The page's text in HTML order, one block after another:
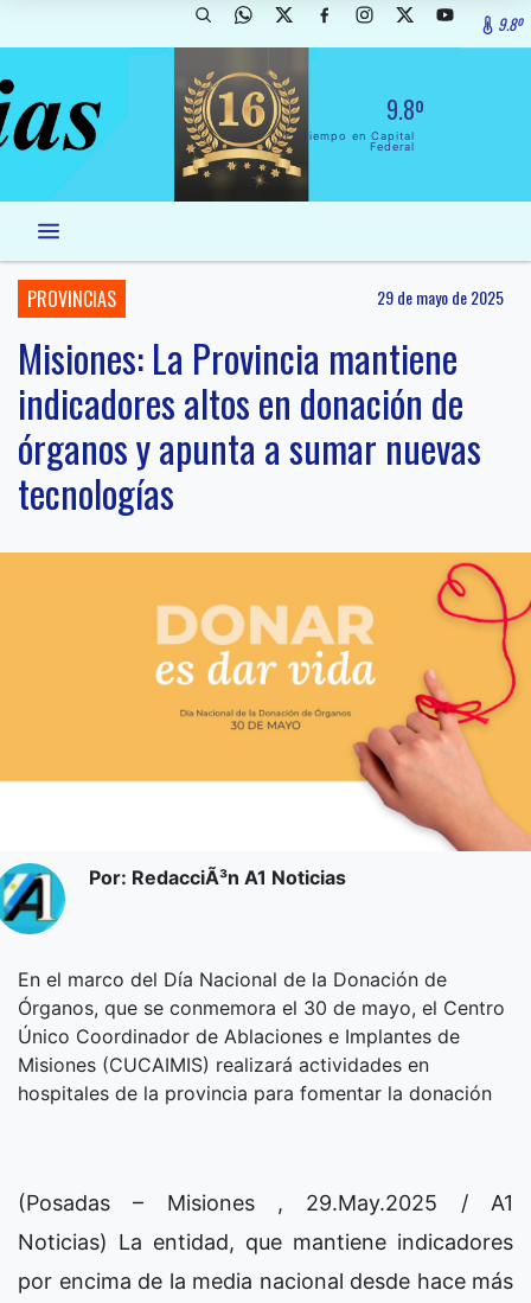
9.8º
9.8º
El Tiempo en Capital
Federal
PROVINCIAS 29 de mayo de 2025
Misiones: La Provincia mantiene
indicadores altos en donación de
órganos y apunta a sumar nuevas
tecnologías
Por: RedacciÃ³n A1 Noticias
En el marco del Día Nacional de la Donación de
Órganos, que se conmemora el 30 de mayo, el Centro
Único Coordinador de Ablaciones e Implantes de
Misiones (CUCAIMIS) realizará actividades en
hospitales de la provincia para fomentar la donación
(Posadas – Misiones , 29.May.2025 / A1
Noticias) La entidad, que mantiene indicadores
por encima de la media nacional desde hace más